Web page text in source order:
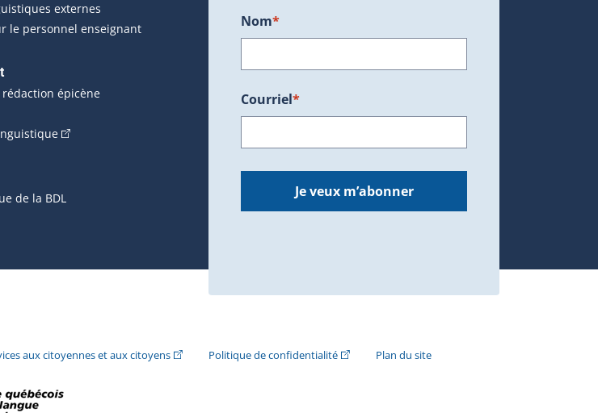
une nouvelle fenêtre.)
fenêtre.)
fenêtre.)
externes
le personnel enseignant
épicène
(Cet hyperlien externe s'ouvrira dans une nouvelle fenêtre.)
de la BDL
Nom*
Courriel*
Je veux m’abonner
dans une nouvelle fenêtre.)
aux citoyennes et aux citoyens(Cet hyperlien externe s'ouvrira dans une nouvelle fenêtre.)
Politique de confidentialité(Cet hyperlien externe s'ouvrira dans une nouvelle
Plan du site